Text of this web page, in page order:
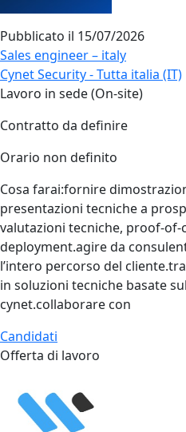
Pubblicato il 15/07/2026
Sales engineer – italy
Cynet Security - Tutta italia (IT)
Lavoro in sede (On-site)
Contratto da definire
Orario non definito
Cosa farai:fornire
presentazioni tecniche a
valutazioni tecniche,
deployment.agire da
l’intero percorso del
in soluzioni tecniche basate
cynet.collaborare con
Candidati
Offerta di lavoro